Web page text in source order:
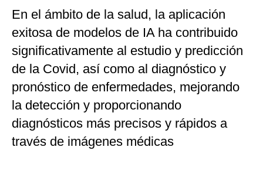
En el ámbito de la salud, la aplicación
exitosa de modelos de IA ha contribuido
significativamente al estudio y predicción
de la Covid, así como al diagnóstico y
pronóstico de enfermedades, mejorando
la detección y proporcionando
diagnósticos más precisos y rápidos a
través de imágenes médicas